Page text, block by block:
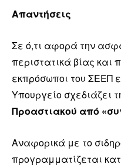
Απαντήσεις
Σε ό,τι αφορά την
περιστατικά βίας και
εκπρόσωποι του ΣΕΕΠ
Υπουργείο σχεδιάζει
Προαστιακού από
Αναφορικά με το
προγραμματίζεται